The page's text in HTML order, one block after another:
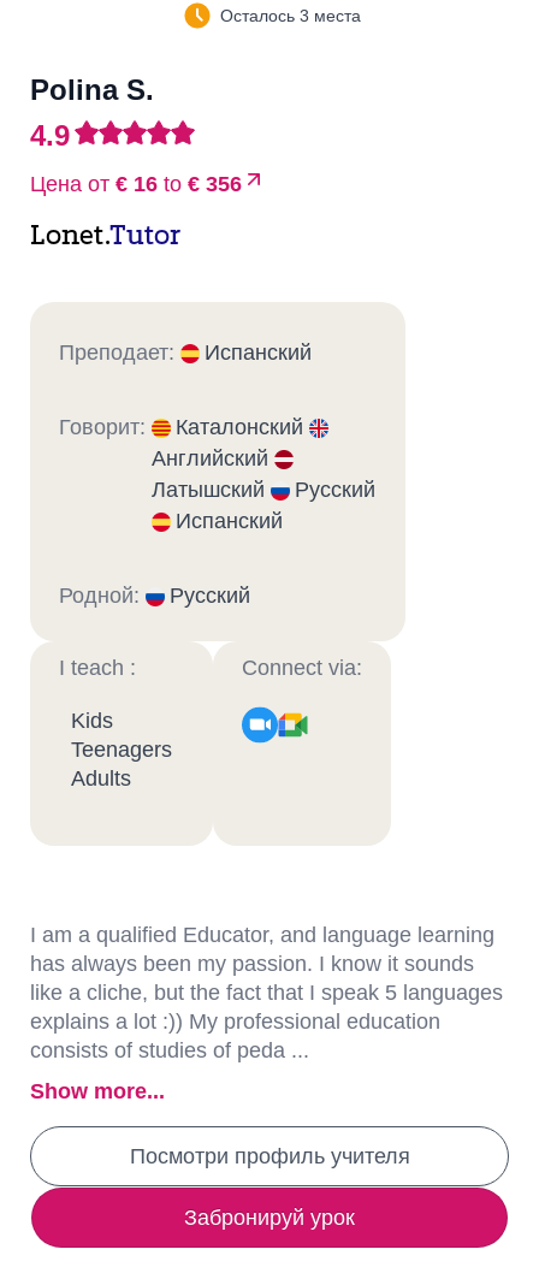
Осталось 3 места
Polina S.
4.9
Цена от € 16 to € 356
Lonet.Tutor
Преподает: Испанский
Говорит:
Каталонский
Английский
Латышский
Русский
Испанский
Родной: Русский
I teach :
Kids
Teenagers
Adults
Connect via:
I am a qualified Educator, and language learning
has always been my passion. I know it sounds
like a cliche, but the fact that I speak 5 languages
explains a lot :)) My professional education
consists of studies of peda ...
Show more...
Посмотри профиль учителя
Забронируй урок